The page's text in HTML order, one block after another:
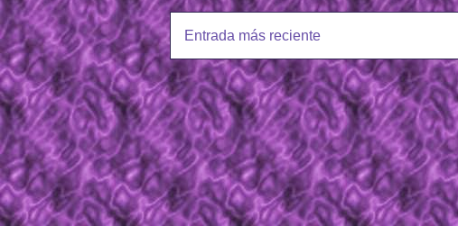
Entrada más reciente